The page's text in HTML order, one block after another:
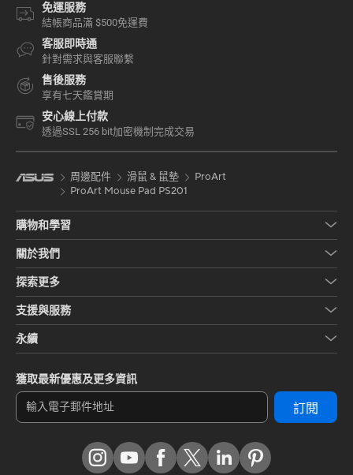
免運服務
結帳商品滿 $500免運費
客服即時通
針對需求與客服聯繫
售後服務
享有七天鑑賞期
安心線上付款
透過SSL 256 bit加密機制完成交易
周邊配件 滑鼠 & 鼠墊
ProArt
ProArt Mouse Pad PS201
購物和學習
關於我們
探索更多
支援與服務
永續
獲取最新優惠及更多資訊
訂閱